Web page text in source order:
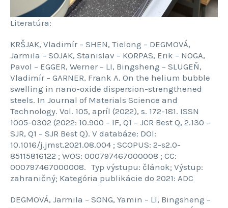
Literatúra:
KRŠJAK, Vladimír – SHEN, Tielong – DEGMOVÁ,
Jarmila – SOJAK, Stanislav – KORPAS, Erik – NOGA,
Pavol – EGGER, Werner – LI, Bingsheng – SLUGEŇ,
Vladimír – GARNER, Frank A. On the helium bubble
swelling in nano-oxide dispersion-strengthened
steels. In Journal of Materials Science and
Technology. Vol. 105, apríl (2022), s. 172-181. ISSN
1005-0302 (2022: 10.900 – IF, Q1 – JCR Best Q, 2.130 –
SJR, Q1 – SJR Best Q). V databáze: DOI:
10.1016/j.jmst.2021.08.004 ; SCOPUS: 2-s2.0-
85115816122 ; WOS: 000797467000008 ; CC:
000797467000008. Typ výstupu: článok; Výstup:
zahraničný; Kategória publikácie do 2021: ADC
DEGMOVÁ, Jarmila – SONG, Yamin – LI, Bingsheng –